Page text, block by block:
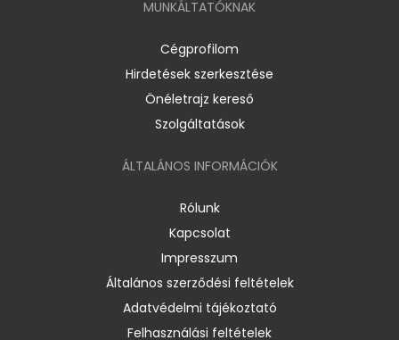
MUNKÁLTATÓKNAK
Cégprofilom
Hirdetések szerkesztése
Önéletrajz kereső
Szolgáltatások
ÁLTALÁNOS INFORMÁCIÓK
Rólunk
Kapcsolat
Impresszum
Általános szerződési feltételek
Adatvédelmi tájékoztató
Felhasználási feltételek